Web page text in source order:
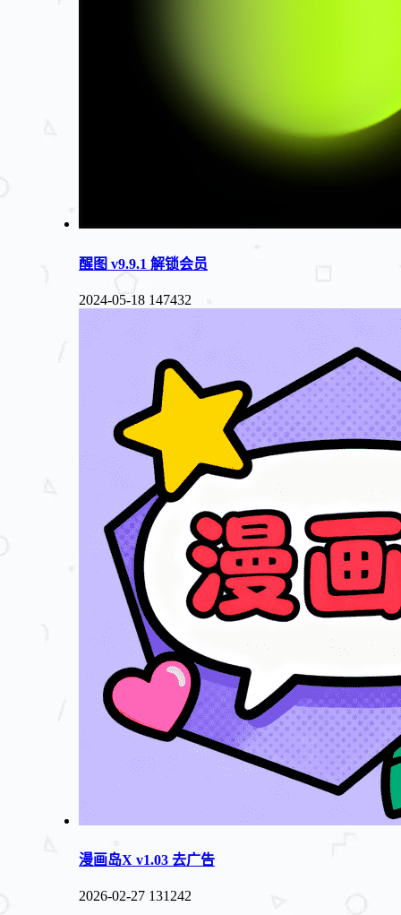
醒图 v9.9.1 解锁会员
2024-05-18 147432
漫画岛X v1.03 去广告
2026-02-27 131242